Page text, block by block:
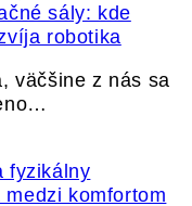
sály: kde
robotika
väčšine z nás sa